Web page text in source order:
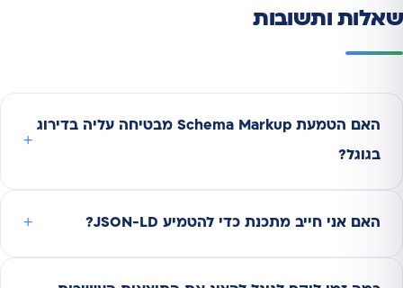
שאלות ותשובות
האם הטמעת Schema Markup מבטיחה עליה בדירוג
בגוגל?
האם אני חייב מתכנת כדי להטמיע JSON-LD?